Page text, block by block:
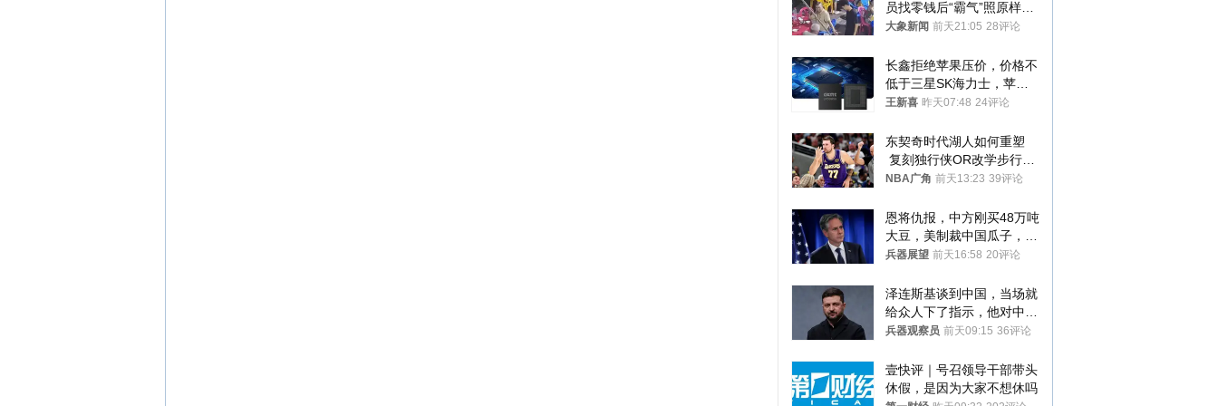
员找零钱后“霸气”照原样扔
回去
大象新闻 前天21:05 28评论
长鑫拒绝苹果压价，价格不
低于三星SK海力士，苹果
失去了议价权
王新喜 昨天07:48 24评论
东契奇时代湖人如何重塑
复刻独行侠OR改学步行
者？
NBA广角 前天13:23 39评论
恩将仇报，中方刚买48万吨
大豆，美制裁中国瓜子，布
林肯措辞变了
兵器展望 前天16:58 20评论
泽连斯基谈到中国，当场就
给众人下了指示，他对中国
和中乌关系，显然又有了新
兵器观察员 前天09:15 36评论
壹快评｜号召领导干部带头
休假，是因为大家不想休吗